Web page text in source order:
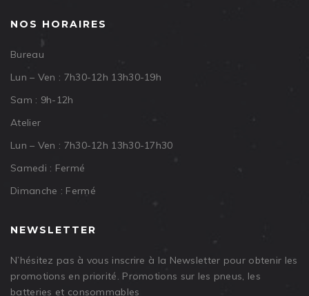
NOS HORAIRES
Bureau
Lun – Ven : 7h30-12h 13h30-19h
Sam : 9h-12h
Atelier
Lun – Ven : 7h30-12h 13h30-17h30
Samedi : Fermé
Dimanche : Fermé
NEWSLETTER
N’hésitez pas à vous inscrire à la Newsletter pour obtenir les
promotions en priorité. Promotions sur les pneus, les
batteries et consommables